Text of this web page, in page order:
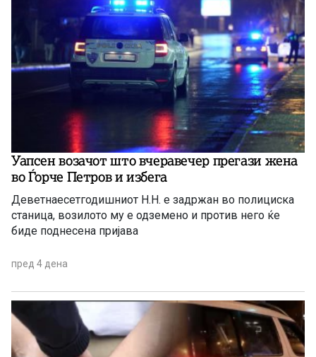
Уапсен возачот што вчеравечер прегази жена
во Ѓорче Петров и избега
Деветнаесетгодишниот Н.Н. е задржан во полициска
станица, возилото му е одземено и против него ќе
биде поднесена пријава
пред 4 дена